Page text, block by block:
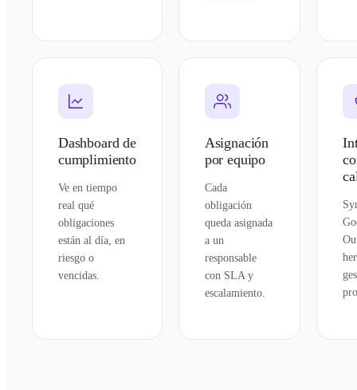
Dashboard de
cumplimiento
Ve en tiempo
real qué
obligaciones
están al día, en
riesgo o
vencidas.
Asignación
por equipo
Cada
obligación
queda asignada
a un
responsable
con SLA y
escalamiento.